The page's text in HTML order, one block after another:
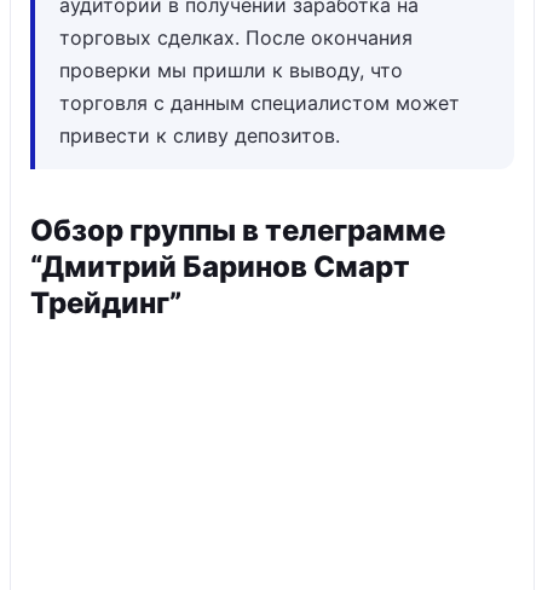
аудитории в получении заработка на
торговых сделках. После окончания
проверки мы пришли к выводу, что
торговля с данным специалистом может
привести к сливу депозитов.
Обзор группы в телеграмме
“Дмитрий Баринов Смарт
Трейдинг”